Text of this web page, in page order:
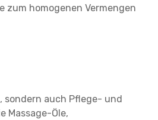
zum homogenen Vermengen
sondern auch Pflege- und
Massage-Öle,